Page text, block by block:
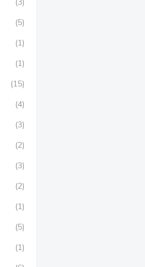
(5)
(1)
(1)
(15)
(4)
(3)
(2)
(3)
(2)
(1)
(5)
(1)